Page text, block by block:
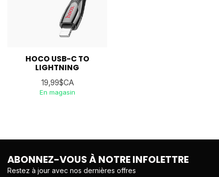
HOCO USB-C TO
LIGHTNING
19,99$CA
En magasin
ABONNEZ-VOUS À NOTRE INFOLETTRE
Restez à jour avec nos dernières offres